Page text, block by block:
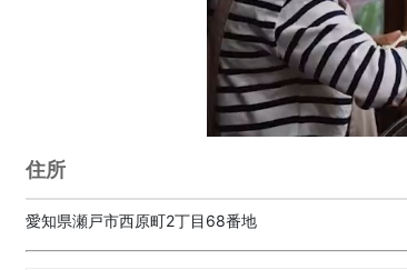
住所
愛知県瀬戸市西原町2丁目68番地